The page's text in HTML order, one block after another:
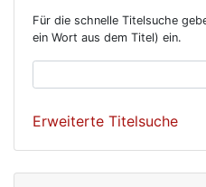
Für die schnelle Titelsuche
ein Wort aus dem Titel) ein.
Erweiterte Titelsuche